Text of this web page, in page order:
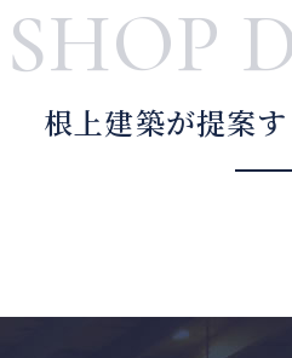
SHOP
根上建築が提案